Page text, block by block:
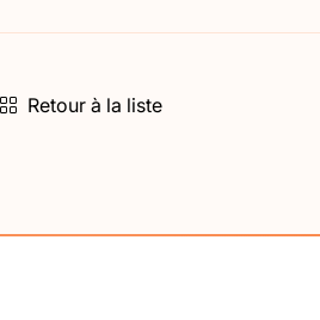
Retour à la liste